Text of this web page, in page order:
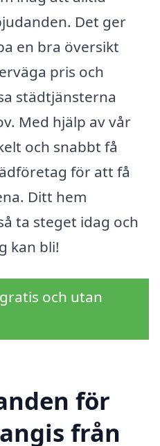
Det ger
en bra översikt
pris och
städtjänsterna
Med hjälp av vår
och snabbt få
för att få
Ditt hem
ta steget idag och
kan bli!
och utan
för
från